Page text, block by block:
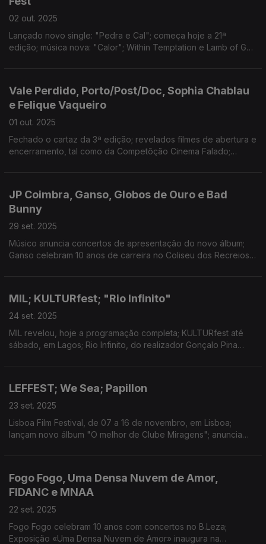
02 out. 2025
Lançado novo single: "Pedra e Cal"; começa hoje a 21ª
edição; música nova: "Calor"; Within Temptation e Lamb of God
Vale Perdido, Porto/Post/Doc, Sophia Chablau
e Felique Vaqueiro
01 out. 2025
Fechado o cartaz da 3ª edição; revelados filmes de abertura e
encerramento, tal como da Competõção Cinema Falado;
JP Coimbra, Ganso, Globos de Ouro e Bad
Bunny
29 set. 2025
Músico anuncia concertos de apresentação do novo álbum;
Ganso celebram 10 anos de carreira no Coliseu dos Recreios;
MIL; KULTURfest; "Rio Infinito"
24 set. 2025
MIL revelou, hoje a programação completa; KULTURfest até
sábado, em Lagos; Rio Infinito, do realizador Gonçalo Pina
LEFFEST; We Sea; Papillon
23 set. 2025
Lisboa Film Festival, de 07 a 16 de novembro, em Lisboa;
lançam novo álbum "O melhor de Clube Miragens"; anuncia
Fogo Fogo, Uma Densa Nuvem de Amor,
FIDANC e MNAA
22 set. 2025
Fogo Fogo celebram 10 anos com concertos no B.Leza;
Exposição «Uma Densa Nuvem de Amor» inaugura na